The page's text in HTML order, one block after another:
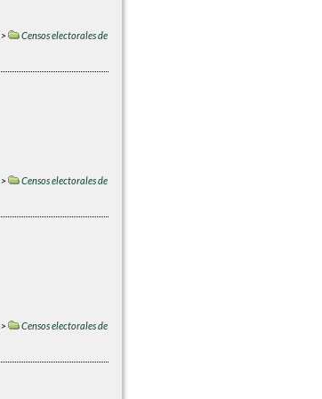
>
Censos electorales de
>
Censos electorales de
>
Censos electorales de